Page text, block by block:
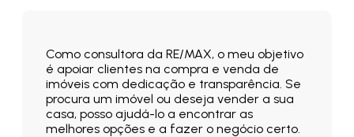
Como consultora da RE/MAX, o meu objetivo
é apoiar clientes na compra e venda de
imóveis com dedicação e transparência. Se
procura um imóvel ou deseja vender a sua
casa, posso ajudá-lo a encontrar as
melhores opções e a fazer o negócio certo.